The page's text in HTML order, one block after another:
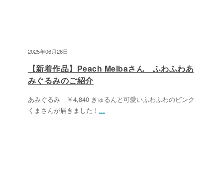
2025年06月26日
【新着作品】Peach Melbaさん ふわふわあ
みぐるみのご紹介
あみぐるみ ￥4,840 きゅるんと可愛いふわふわのピンク
くまさんが届きました！ ...